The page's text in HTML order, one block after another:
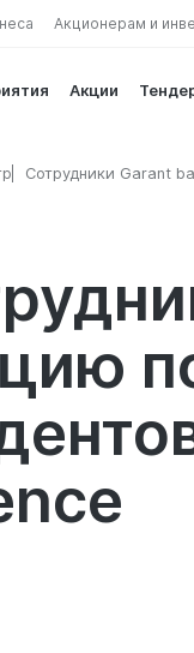
Акционерам и
Акции
Сотрудники Garant